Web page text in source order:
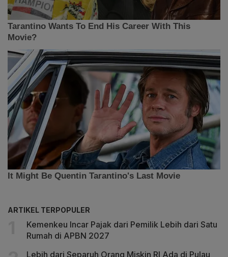
ARTIKEL TERPOPULER
Kemenkeu Incar Pajak dari Pemilik Lebih dari Satu
Rumah di APBN 2027
Lebih dari Separuh Orang Miskin RI Ada di Pulau